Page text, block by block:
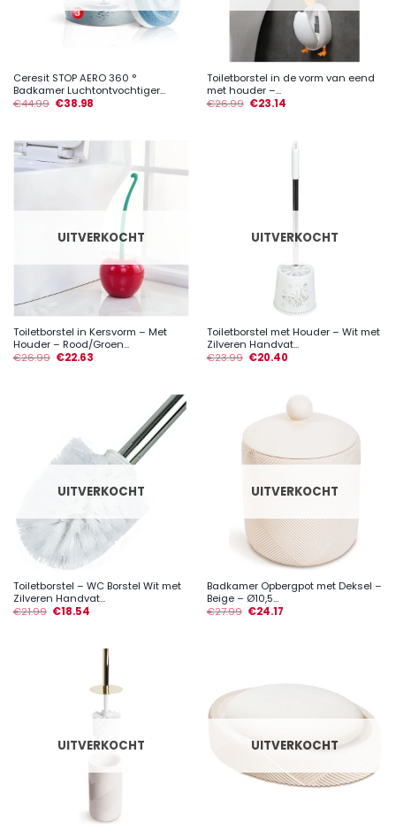
Ceresit STOP AERO 360 °
Badkamer Luchtontvochtiger...
€44.99 €38.98
Toiletborstel in de vorm van eend
met houder –...
€26.99 €23.14
UITVERKOCHT
Toiletborstel in Kersvorm – Met
Houder – Rood/Groen...
€26.99 €22.63
UITVERKOCHT
Toiletborstel met Houder – Wit met
Zilveren Handvat...
€23.99 €20.40
UITVERKOCHT
Toiletborstel – WC Borstel Wit met
Zilveren Handvat...
€21.99 €18.54
UITVERKOCHT
Badkamer Opbergpot met Deksel –
Beige – Ø10,5...
€27.99 €24.17
UITVERKOCHT UITVERKOCHT